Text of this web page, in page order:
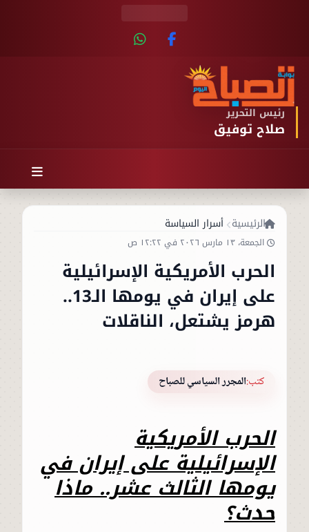
رئيس التحرير
صلاح توفيق
الرئيسية أسرار السياسة
الجمعة، ١٣ مارس ٢٠٢٦ في ١٢:٢٢ ص
الحرب الأمريكية الإسرائيلية
على إيران في يومها الـ13..
هرمز يشتعل، الناقلات
كتب:المجرر السياسي للصباح
الحرب الأمريكية
الإسرائيلية على إيران في
يومها الثالث عشر.. ماذا
حدث؟